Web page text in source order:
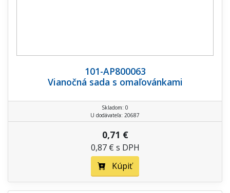
101-AP800063
Vianočná sada s omaľovánkami
Skladom: 0
U dodávateľa: 20687
0,71 €
0,87 € s DPH
Kúpiť